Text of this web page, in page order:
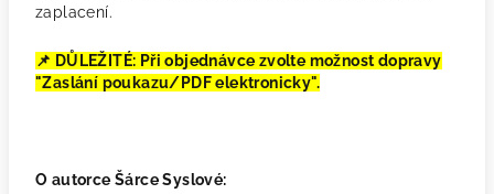
zaplacení.
📌 DŮLEŽITÉ: Při objednávce zvolte možnost dopravy
"Zaslání poukazu/PDF elektronicky".
O autorce Šárce Syslové: